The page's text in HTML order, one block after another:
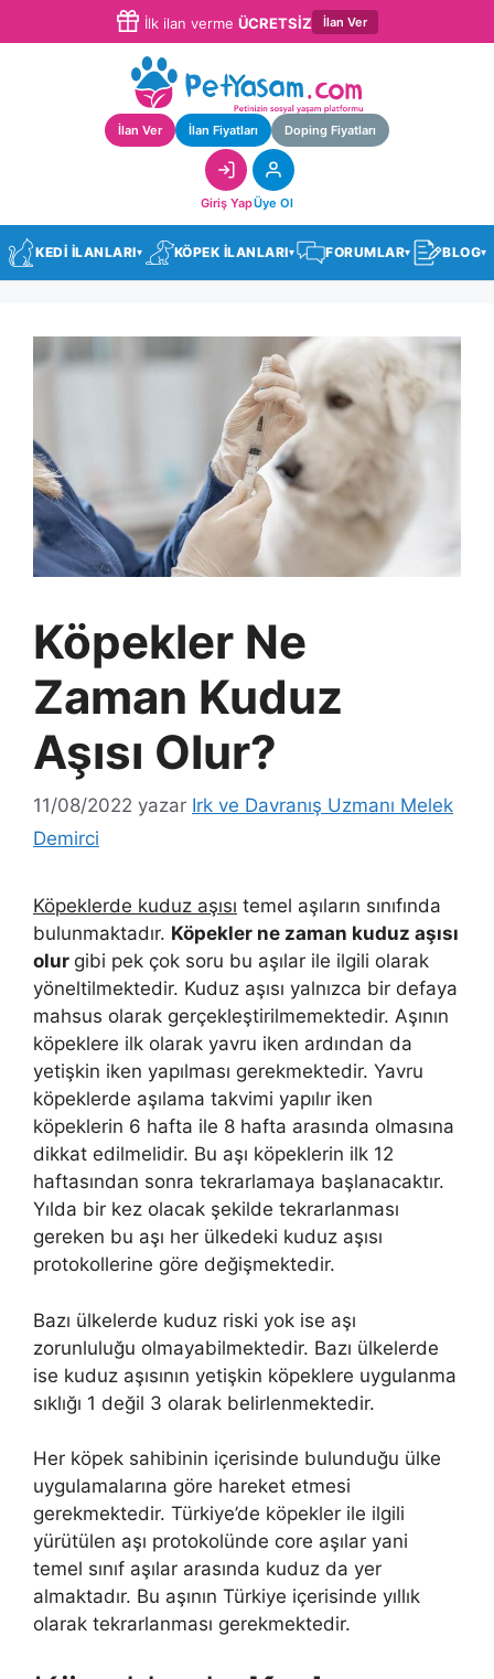
İlk ilan verme ÜCRETSİZ İlan Ver
İlan Ver İlan Fiyatları Doping Fiyatları
Giriş YapÜye Ol
KEDİ İLANLARI▾ KÖPEK İLANLARI▾ FORUMLAR▾ BLOG▾
Köpekler Ne
Zaman Kuduz
Aşısı Olur?
11/08/2022 yazar Irk ve Davranış Uzmanı Melek
Demirci
Köpeklerde kuduz aşısı temel aşıların sınıfında
bulunmaktadır. Köpekler ne zaman kuduz aşısı
olur gibi pek çok soru bu aşılar ile ilgili olarak
yöneltilmektedir. Kuduz aşısı yalnızca bir defaya
mahsus olarak gerçekleştirilmemektedir. Aşının
köpeklere ilk olarak yavru iken ardından da
yetişkin iken yapılması gerekmektedir. Yavru
köpeklerde aşılama takvimi yapılır iken
köpeklerin 6 hafta ile 8 hafta arasında olmasına
dikkat edilmelidir. Bu aşı köpeklerin ilk 12
haftasından sonra tekrarlamaya başlanacaktır.
Yılda bir kez olacak şekilde tekrarlanması
gereken bu aşı her ülkedeki kuduz aşısı
protokollerine göre değişmektedir.
Bazı ülkelerde kuduz riski yok ise aşı
zorunluluğu olmayabilmektedir. Bazı ülkelerde
ise kuduz aşısının yetişkin köpeklere uygulanma
sıklığı 1 değil 3 olarak belirlenmektedir.
Her köpek sahibinin içerisinde bulunduğu ülke
uygulamalarına göre hareket etmesi
gerekmektedir. Türkiye’de köpekler ile ilgili
yürütülen aşı protokolünde core aşılar yani
temel sınıf aşılar arasında kuduz da yer
almaktadır. Bu aşının Türkiye içerisinde yıllık
olarak tekrarlanması gerekmektedir.